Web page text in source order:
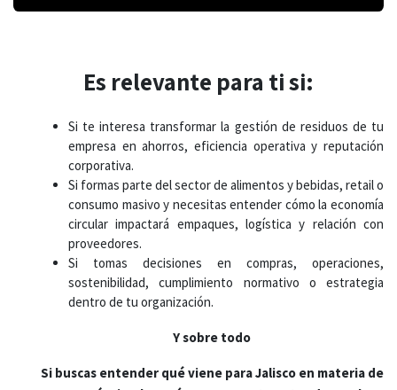
Es relevante para ti si:
Si te interesa transformar la gestión de residuos de tu
empresa en ahorros, eficiencia operativa y reputación
corporativa.
Si formas parte del sector de alimentos y bebidas, retail o
consumo masivo y necesitas entender cómo la economía
circular impactará empaques, logística y relación con
proveedores.
Si tomas decisiones en compras, operaciones,
sostenibilidad, cumplimiento normativo o estrategia
dentro de tu organización.
Y sobre todo
Si buscas entender qué viene para Jalisco en materia de